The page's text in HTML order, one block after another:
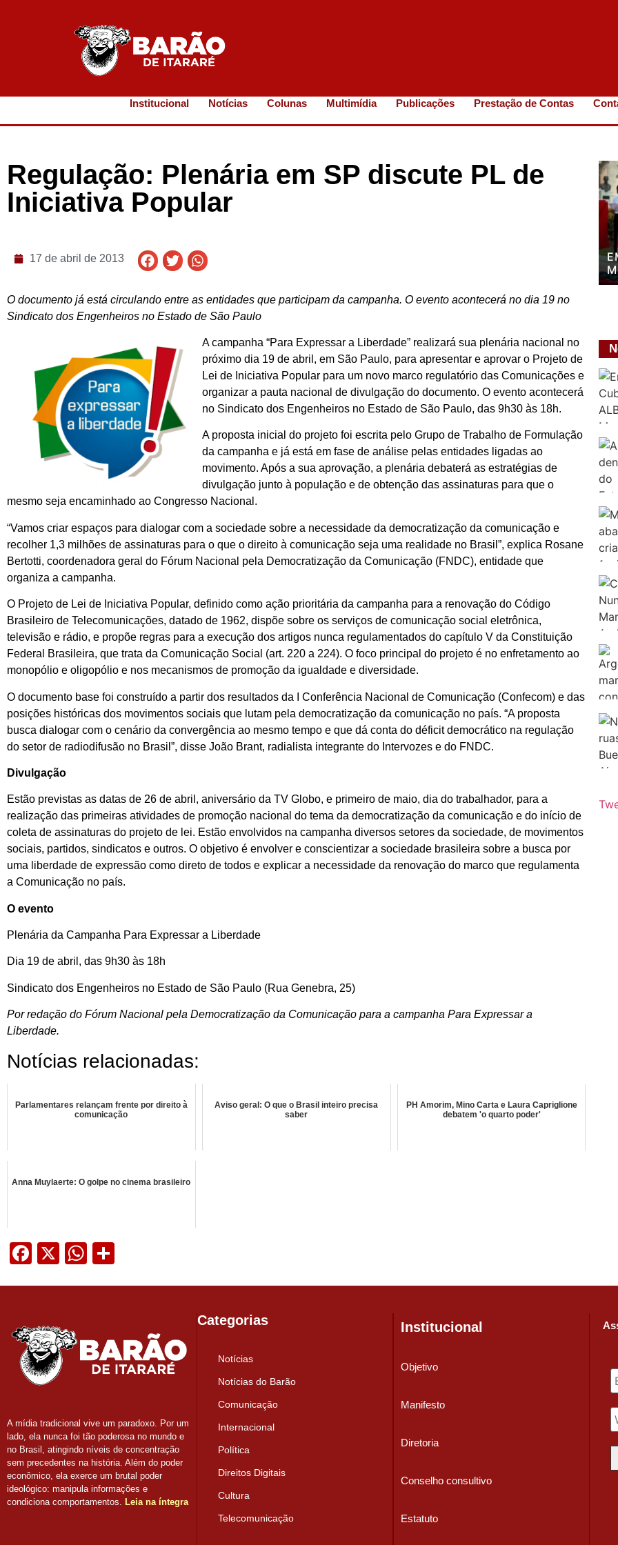
Institucional Notícias Colunas Multimídia Publicações Prestação de Contas
Regulação: Plenária em SP discute PL de
Iniciativa Popular
17 de abril de 2013
O documento já está circulando entre as entidades que participam da campanha. O evento acontecerá no dia 19 no
Sindicato dos Engenheiros no Estado de São Paulo
A campanha “Para Expressar a Liberdade” realizará sua plenária nacional no
próximo dia 19 de abril, em São Paulo, para apresentar e aprovar o Projeto de
Lei de Iniciativa Popular para um novo marco regulatório das Comunicações e
organizar a pauta nacional de divulgação do documento. O evento acontecerá
no Sindicato dos Engenheiros no Estado de São Paulo, das 9h30 às 18h.
A proposta inicial do projeto foi escrita pelo Grupo de Trabalho de Formulação
da campanha e já está em fase de análise pelas entidades ligadas ao
movimento. Após a sua aprovação, a plenária debaterá as estratégias de
divulgação junto à população e de obtenção das assinaturas para que o
mesmo seja encaminhado ao Congresso Nacional.
“Vamos criar espaços para dialogar com a sociedade sobre a necessidade da democratização da comunicação e
recolher 1,3 milhões de assinaturas para o que o direito à comunicação seja uma realidade no Brasil”, explica Rosane
Bertotti, coordenadora geral do Fórum Nacional pela Democratização da Comunicação (FNDC), entidade que
organiza a campanha.
O Projeto de Lei de Iniciativa Popular, definido como ação prioritária da campanha para a renovação do Código
Brasileiro de Telecomunicações, datado de 1962, dispõe sobre os serviços de comunicação social eletrônica,
televisão e rádio, e propõe regras para a execução dos artigos nunca regulamentados do capítulo V da Constituição
Federal Brasileira, que trata da Comunicação Social (art. 220 a 224). O foco principal do projeto é no enfretamento ao
monopólio e oligopólio e nos mecanismos de promoção da igualdade e diversidade.
O documento base foi construído a partir dos resultados da I Conferência Nacional de Comunicação (Confecom) e das
posições históricas dos movimentos sociais que lutam pela democratização da comunicação no país. “A proposta
busca dialogar com o cenário da convergência ao mesmo tempo e que dá conta do déficit democrático na regulação
do setor de radiodifusão no Brasil”, disse João Brant, radialista integrante do Intervozes e do FNDC.
Divulgação
Estão previstas as datas de 26 de abril, aniversário da TV Globo, e primeiro de maio, dia do trabalhador, para a
realização das primeiras atividades de promoção nacional do tema da democratização da comunicação e do início de
coleta de assinaturas do projeto de lei. Estão envolvidos na campanha diversos setores da sociedade, de movimentos
sociais, partidos, sindicatos e outros. O objetivo é envolver e conscientizar a sociedade brasileira sobre a busca por
uma liberdade de expressão como direto de todos e explicar a necessidade da renovação do marco que regulamenta
a Comunicação no país.
O evento
Plenária da Campanha Para Expressar a Liberdade
Dia 19 de abril, das 9h30 às 18h
Sindicato dos Engenheiros no Estado de São Paulo (Rua Genebra, 25)
Por redação do Fórum Nacional pela Democratização da Comunicação para a campanha Para Expressar a
Liberdade.
Notícias relacionadas:
Parlamentares relançam frente por direito à
comunicação
Aviso geral: O que o Brasil inteiro precisa
saber
PH Amorim, Mino Carta e Laura Capriglione
debatem 'o quarto poder'
Anna Muylaerte: O golpe no cinema brasileiro
Facebook
X WhatsApp
A mídia tradicional vive um paradoxo. Por um
lado, ela nunca foi tão poderosa no mundo e
no Brasil, atingindo níveis de concentração
sem precedentes na história. Além do poder
econômico, ela exerce um brutal poder
ideológico: manipula informações e
condiciona comportamentos. Leia na íntegra
Categorias
Notícias
Notícias do Barão
Comunicação
Internacional
Política
Direitos Digitais
Cultura
Telecomunicação
Institucional
Objetivo
Manifesto
Diretoria
Conselho consultivo
Estatuto